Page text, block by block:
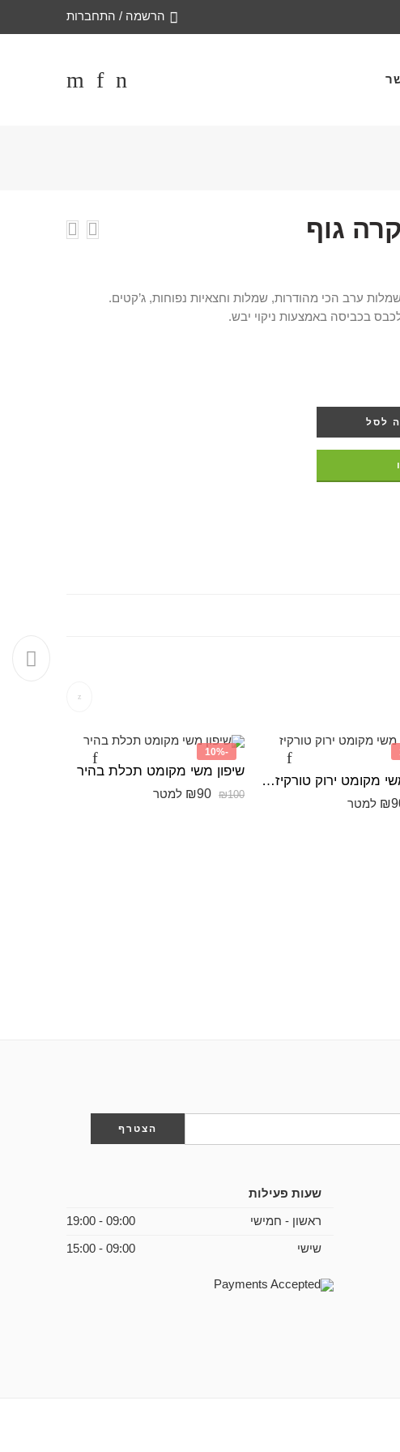
הרשמה / התחברות
גוף
ערב הכי מהודרות, שמלות וחצאיות נפוחות, ג’קטים.
בכביסה באמצעות ניקוי יבש.
לסל
שיפון משי מקומט ירוק טורקיז כהה
₪ למטר
-10%
שיפון משי מקומט תכלת בהיר
₪100
₪90 למטר
שעות פעילות
ראשון - חמישי 09:00 - 19:00
שישי 09:00 - 15:00